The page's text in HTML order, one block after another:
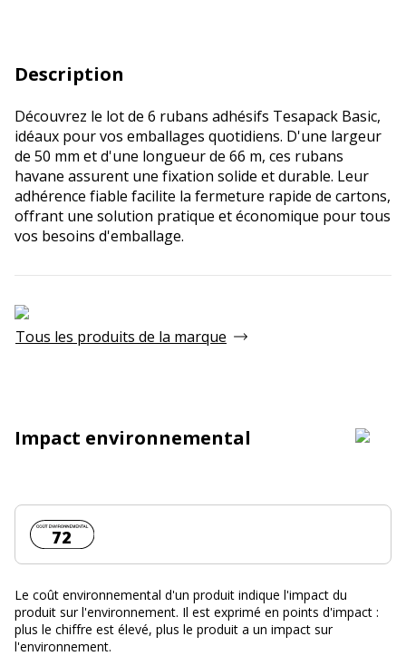
Description
Découvrez le lot de 6 rubans adhésifs Tesapack Basic,
idéaux pour vos emballages quotidiens. D'une largeur
de 50 mm et d'une longueur de 66 m, ces rubans
havane assurent une fixation solide et durable. Leur
adhérence fiable facilite la fermeture rapide de cartons,
offrant une solution pratique et économique pour tous
vos besoins d'emballage.
Tous les produits de la marque
Impact environnemental
Coût environnemental :
72
Le coût environnemental d'un produit indique l'impact du
produit sur l'environnement. Il est exprimé en points d'impact :
plus le chiffre est élevé, plus le produit a un impact sur
l'environnement.